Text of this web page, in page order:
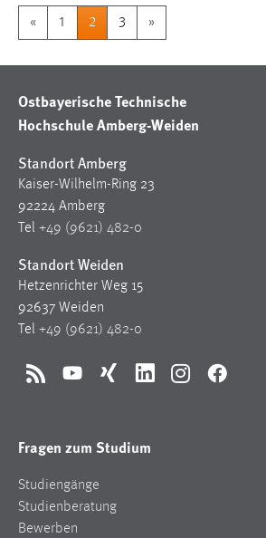
« 1 2 3 »
Ostbayerische Technische
Hochschule Amberg-Weiden
Standort Amberg
Kaiser-Wilhelm-Ring 23
92224 Amberg
Tel +49 (9621) 482-0
Standort Weiden
Hetzenrichter Weg 15
92637 Weiden
Tel +49 (9621) 482-0
RSS YouTubeXing LinkedInInstagramFacebook
Fragen zum Studium
Studiengänge
Studienberatung
Bewerben